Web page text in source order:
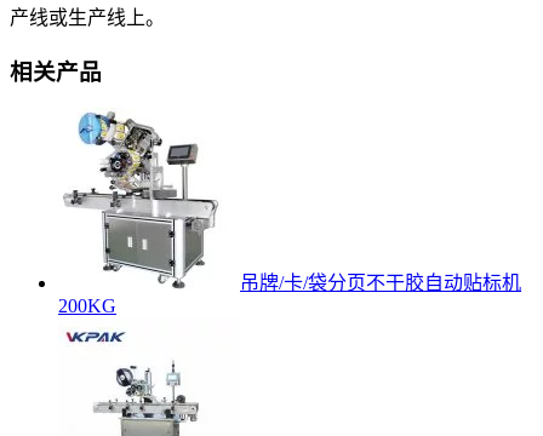
产线或生产线上。
相关产品
吊牌/卡/袋分页不干胶自动贴标机
200KG